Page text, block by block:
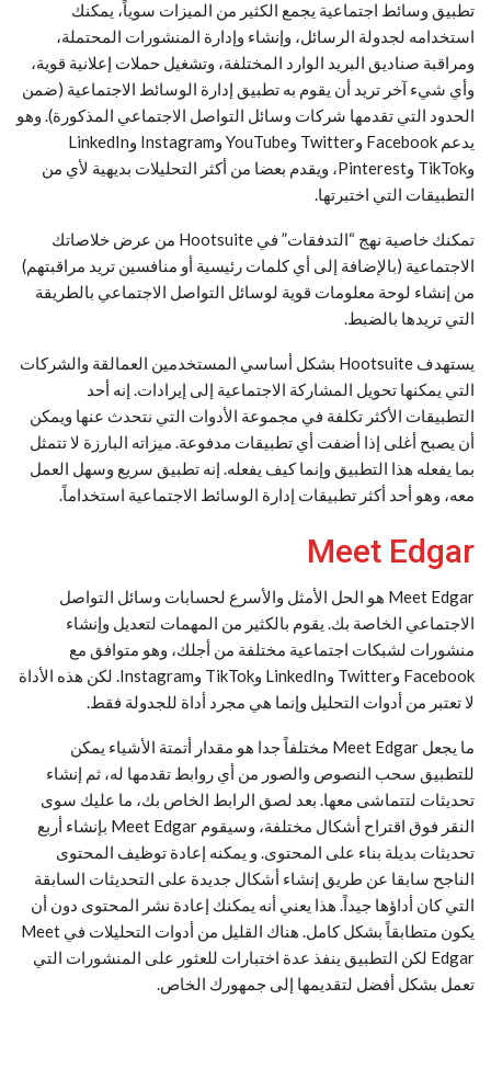
تطبيق وسائط اجتماعية يجمع الكثير من الميزات سوياً، يمكنك
استخدامه لجدولة الرسائل، وإنشاء وإدارة المنشورات المحتملة،
ومراقبة صناديق البريد الوارد المختلفة، وتشغيل حملات إعلانية قوية،
وأي شيء آخر تريد أن يقوم به تطبيق إدارة الوسائط الاجتماعية (ضمن
الحدود التي تقدمها شركات وسائل التواصل الاجتماعي المذكورة). وهو
يدعم Facebook وTwitter وYouTube وInstagram وLinkedIn
وTikTok وPinterest، ويقدم بعضا من أكثر التحليلات بديهية لأي من
التطبيقات التي اختبرتها.
تمكنك خاصية نهج “التدفقات” في Hootsuite من عرض خلاصاتك
الاجتماعية (بالإضافة إلى أي كلمات رئيسية أو منافسين تريد مراقبتهم)
من إنشاء لوحة معلومات قوية لوسائل التواصل الاجتماعي بالطريقة
التي تريدها بالضبط.
يستهدف Hootsuite بشكل أساسي المستخدمين العمالقة والشركات
التي يمكنها تحويل المشاركة الاجتماعية إلى إيرادات. إنه أحد
التطبيقات الأكثر تكلفة في مجموعة الأدوات التي نتحدث عنها ويمكن
أن يصبح أغلى إذا أضفت أي تطبيقات مدفوعة. ميزاته البارزة لا تتمثل
بما يفعله هذا التطبيق وإنما كيف يفعله. إنه تطبيق سريع وسهل العمل
معه، وهو أحد أكثر تطبيقات إدارة الوسائط الاجتماعية استخداماً.
Meet Edgar
Meet Edgar هو الحل الأمثل والأسرع لحسابات وسائل التواصل
الاجتماعي الخاصة بك. يقوم بالكثير من المهمات لتعديل وإنشاء
منشورات لشبكات اجتماعية مختلفة من أجلك، وهو متوافق مع
Facebook وTwitter وLinkedIn وTikTok وInstagram. لكن هذه الأداة
لا تعتبر من أدوات التحليل وإنما هي مجرد أداة للجدولة فقط.
ما يجعل Meet Edgar مختلفاً جدا هو مقدار أتمتة الأشياء يمكن
للتطبيق سحب النصوص والصور من أي روابط تقدمها له، ثم إنشاء
تحديثات لتتماشى معها. بعد لصق الرابط الخاص بك، ما عليك سوى
النقر فوق اقتراح أشكال مختلفة، وسيقوم Meet Edgar بإنشاء أربع
تحديثات بديلة بناء على المحتوى. و يمكنه إعادة توظيف المحتوى
الناجح سابقا عن طريق إنشاء أشكال جديدة على التحديثات السابقة
التي كان أداؤها جيداً. هذا يعني أنه يمكنك إعادة نشر المحتوى دون أن
يكون متطابقاً بشكل كامل. هناك القليل من أدوات التحليلات في Meet
Edgar لكن التطبيق ينفذ عدة اختبارات للعثور على المنشورات التي
تعمل بشكل أفضل لتقديمها إلى جمهورك الخاص.